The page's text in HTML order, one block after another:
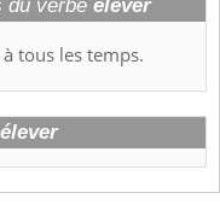
du verbe élever
à tous les temps.
élever